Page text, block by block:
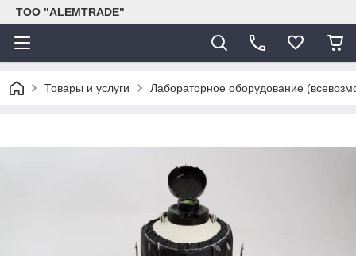
ТОО "ALEMTRADE"
Товары и услуги Лабораторное оборудование